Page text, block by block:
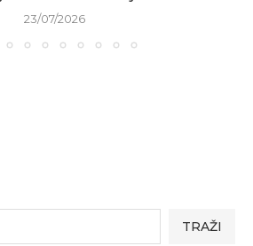
23/07/2026
TRAŽI